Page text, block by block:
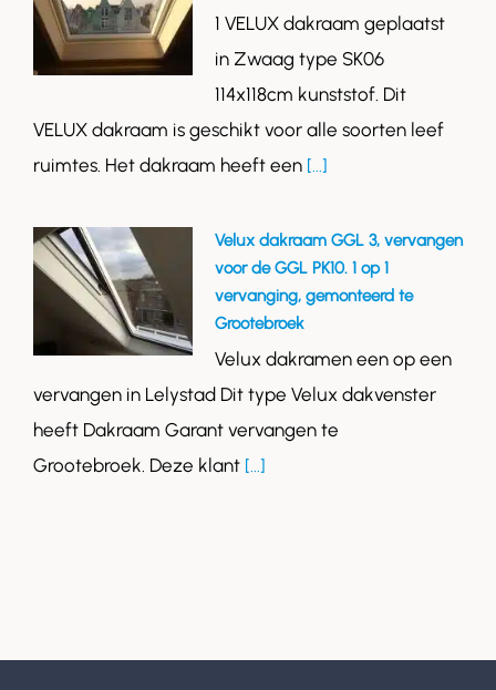
1 VELUX dakraam geplaatst
in Zwaag type SK06
114x118cm kunststof. Dit
VELUX dakraam is geschikt voor alle soorten leef
ruimtes. Het dakraam heeft een [...]
Velux dakraam GGL 3, vervangen
voor de GGL PK10. 1 op 1
vervanging, gemonteerd te
Grootebroek
Velux dakramen een op een
vervangen in Lelystad Dit type Velux dakvenster
heeft Dakraam Garant vervangen te
Grootebroek. Deze klant [...]